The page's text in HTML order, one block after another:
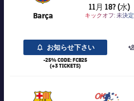
Barça
11月 18? (水)
キックオフ: 未決定
お知らせ下さい
-25% CODE: FCB25
(+3 TICKETS)
7,016